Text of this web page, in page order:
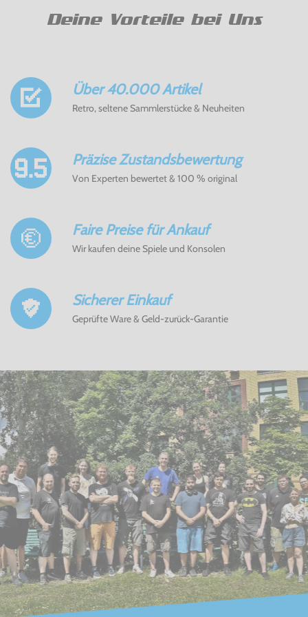
Deine Vorteile bei Uns
Über 40.000 Artikel
Retro, seltene Sammlerstücke & Neuheiten
Präzise Zustandsbewertung
Von Experten bewertet & 100 % original
Faire Preise für Ankauf
Wir kaufen deine Spiele und Konsolen
Sicherer Einkauf
Geprüfte Ware & Geld-zurück-Garantie